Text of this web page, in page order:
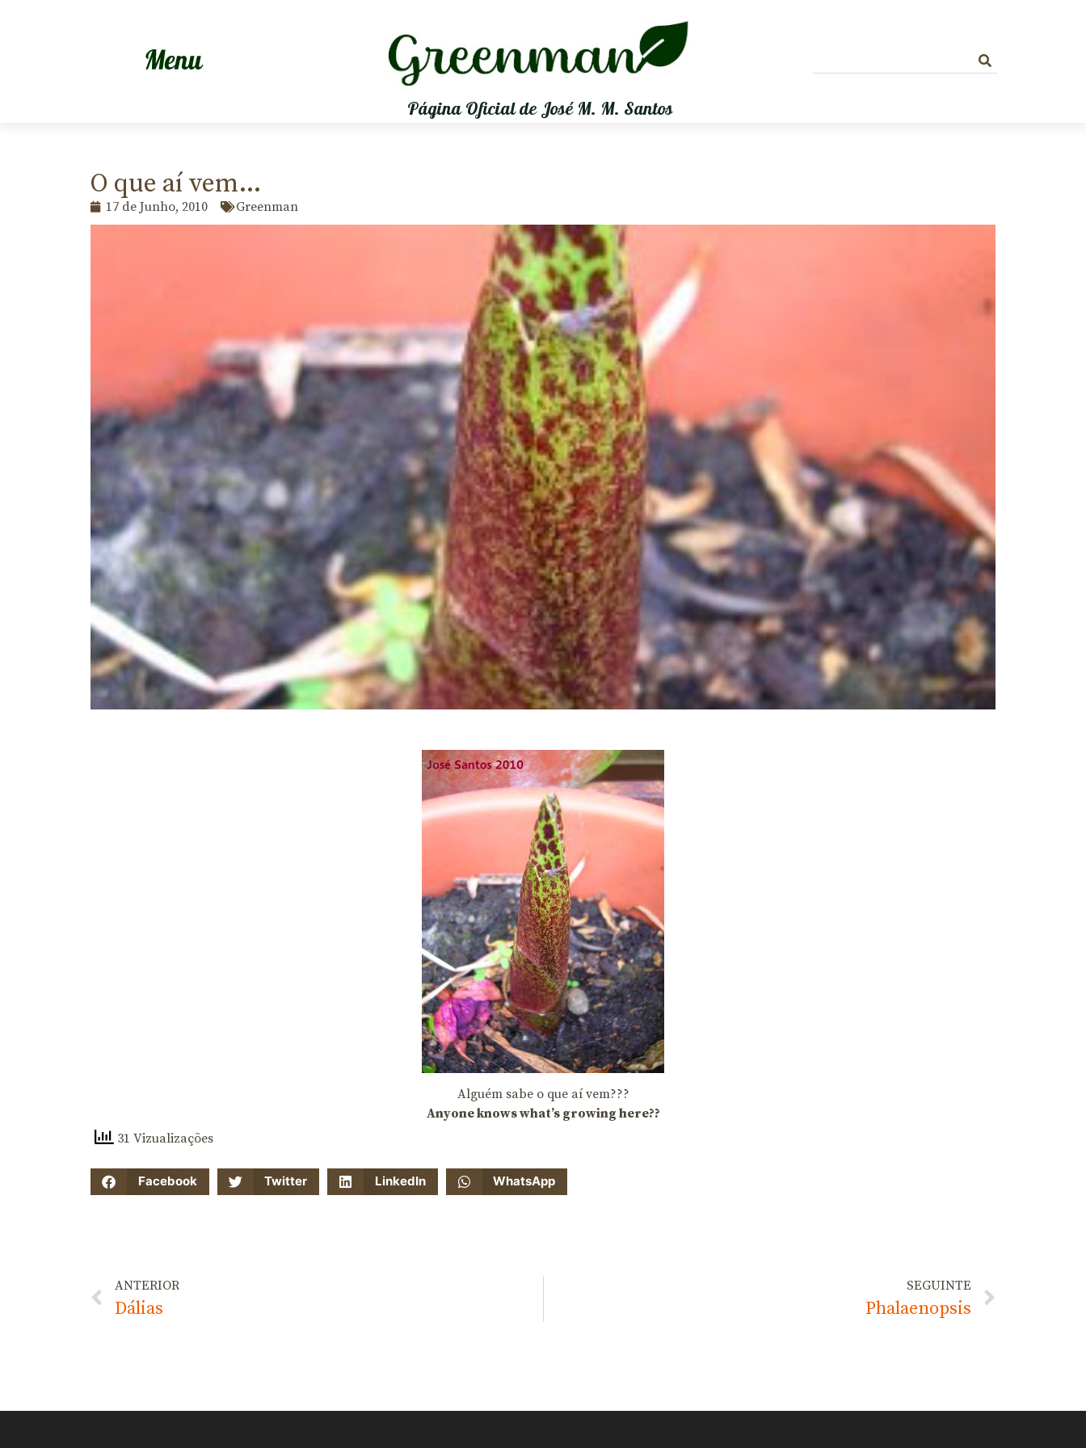
Página Oficial de José M. M. Santos
O que aí vem…
17 de Junho, 2010 Greenman
Alguém sabe o que aí vem???
Anyone knows what’s growing here??
31 Vizualizações
Facebook Twitter LinkedIn WhatsApp
ANTERIOR
Dálias
SEGUINTE
Phalaenopsis